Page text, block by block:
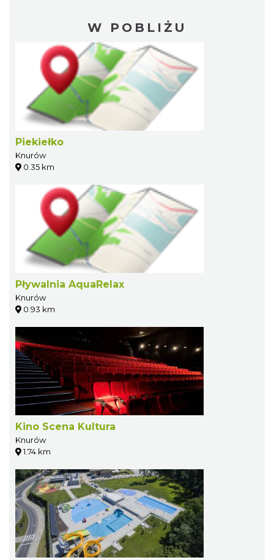
W POBLIŻU
Piekiełko
Knurów
0.35 km
Pływalnia AquaRelax
Knurów
0.93 km
Kino Scena Kultura
Knurów
1.74 km